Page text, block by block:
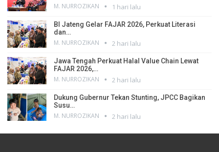
M. NURROZIKAN 1 hari lalu
BI Jateng Gelar FAJAR 2026, Perkuat Literasi
dan…
M. NURROZIKAN 2 hari lalu
Jawa Tengah Perkuat Halal Value Chain Lewat
FAJAR 2026,…
M. NURROZIKAN 2 hari lalu
Dukung Gubernur Tekan Stunting, JPCC Bagikan
Susu…
M. NURROZIKAN 2 hari lalu